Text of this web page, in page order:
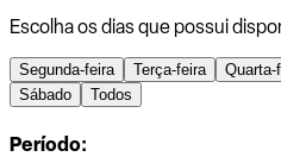
Escolha os dias que possui
Segunda-feira Terça-feira Quarta-
Sábado
Todos
Período: